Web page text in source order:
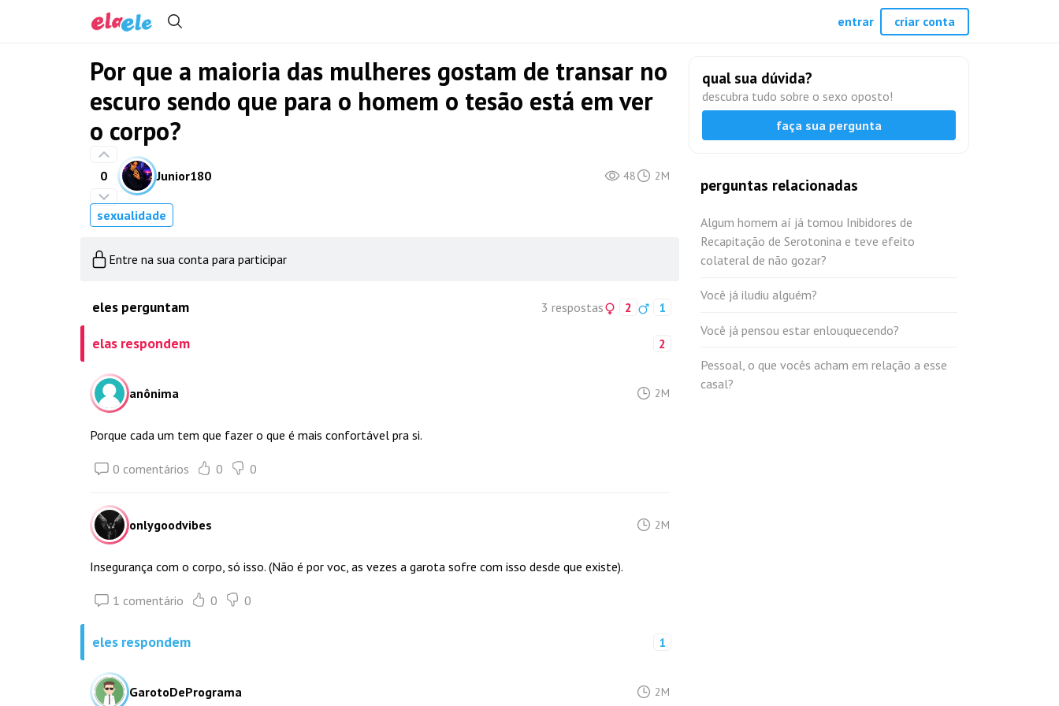
Por que a maioria das mulheres gostam de transar no
escuro sendo que para o homem o tesão está em ver
o corpo?
0 Junior180 48 2M
sexualidade
Entre na sua conta para participar
eles perguntam 3 respostas 2 1
elas respondem 2
anônima 2M
Porque cada um tem que fazer o que é mais confortável pra si.
0 comentários 0 0
onlygoodvibes 2M
Insegurança com o corpo, só isso. (Não é por voc, as vezes a garota sofre com isso desde que existe).
1 comentário 0 0
eles respondem 1
GarotoDePrograma 2M
qual sua dúvida?
descubra tudo sobre o sexo oposto!
faça sua pergunta
perguntas relacionadas
Algum homem aí já tomou Inibidores de
Recapitação de Serotonina e teve efeito
colateral de não gozar?
Você já iludiu alguém?
Você já pensou estar enlouquecendo?
Pessoal, o que vocês acham em relação a esse
casal?
entrar criar conta